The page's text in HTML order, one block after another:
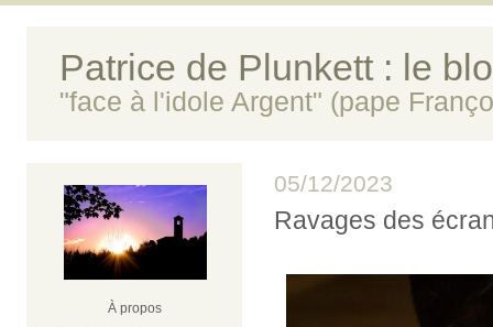
Patrice de Plunkett : le
"face à l'idole Argent" (pape
À propos
05/12/2023
Ravages des